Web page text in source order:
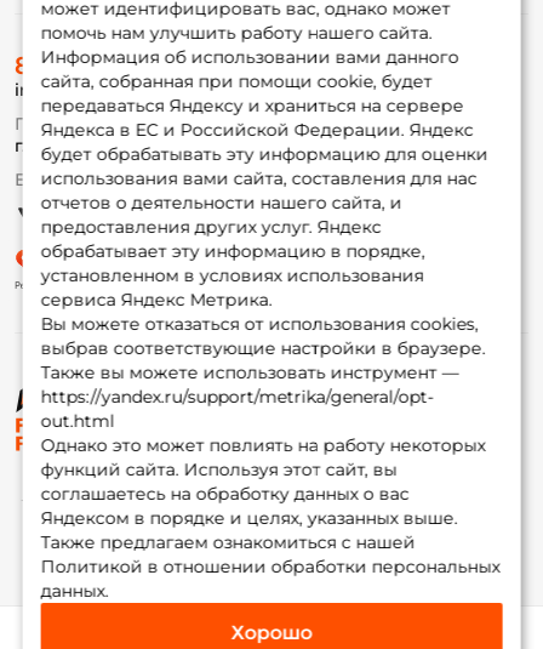
может идентифицировать вас, однако может
помочь нам улучшить работу нашего сайта.
Информация об использовании вами данного
сайта, собранная при помощи cookie, будет
передаваться Яндексу и храниться на сервере
Яндекса в ЕС и Российской Федерации. Яндекс
будет обрабатывать эту информацию для оценки
использования вами сайта, составления для нас
отчетов о деятельности нашего сайта, и
предоставления других услуг. Яндекс
обрабатывает эту информацию в порядке,
установленном в условиях использования
сервиса Яндекс Метрика.
Вы можете отказаться от использования cookies,
выбрав соответствующие настройки в браузере.
Также вы можете использовать инструмент —
https://yandex.ru/support/metrika/general/opt-
out.html
Однако это может повлиять на работу некоторых
функций сайта. Используя этот сайт, вы
соглашаетесь на обработку данных о вас
Яндексом в порядке и целях, указанных выше.
Также предлагаем ознакомиться с нашей
Политикой в отношении обработки персональных
данных.
Хорошо
© ФоксФишинг, 2009-2026
О магазине
Доставка
Оплата
Fox-bonus
Гуру
Партнерская программа
8 (495) 532-77-88
info@foxfishing.ru
По вопросам с заказом
г. Москва, ул. Плеханова д.7
Ежедневно 10:00 до 20:00